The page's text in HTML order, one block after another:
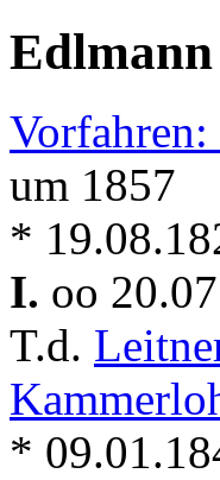
Vorfahren:
um 1857
*
I. oo
T.d.
*